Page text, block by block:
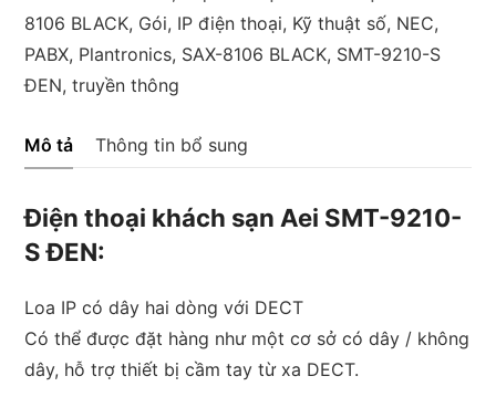
9210-
S
ĐEN
lượng
8106 BLACK, Gói, IP điện thoại, Kỹ thuật số, NEC,
PABX, Plantronics, SAX-8106 BLACK, SMT-9210-S
ĐEN,truyền thông
Mô tả Thông tin bổ sung
Điện thoại khách sạn Aei SMT-9210-
S ĐEN:
Loa IP có dây hai dòng với DECT
Có thể được đặt hàng như một cơ sở có dây / không
dây, hỗ trợ thiết bị cầm tay từ xa DECT.